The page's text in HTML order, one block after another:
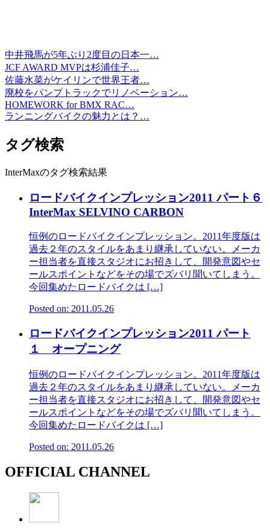
中井飛馬が5年ぶり2度目の日本一…
JCF AWARD MVPは杉浦佳子…
佐藤水菜がケイリンで世界王者…
廃校をパンプトラックでリノベーション…
HOMEWORK for BMX RAC…
ランニングバイクの魅力とは？…
タグ検索
InterMaxのタグ検索結果
ロードバイクインプレッション2011 パート６
InterMax SELVINO CARBON
恒例のロードバイクインプレッション。2011年度版は
過去２年のスタイルをあまり継承していない。メーカ
ー担当者を直接スタジオにお招きして、開発意図やセ
ールスポイントなどをその場でズバリ聞いてしまう。
今回集めたロードバイクは […]
Posted on: 2011.05.26
ロードバイクインプレッション2011 パート
１ オープニング
恒例のロードバイクインプレッション。2011年度版は
過去２年のスタイルをあまり継承していない。メーカ
ー担当者を直接スタジオにお招きして、開発意図やセ
ールスポイントなどをその場でズバリ聞いてしまう。
今回集めたロードバイクは […]
Posted on: 2011.05.26
OFFICIAL CHANNEL